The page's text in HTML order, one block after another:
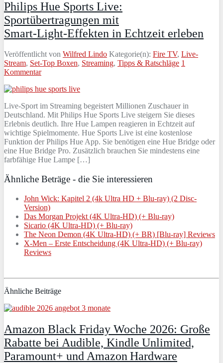
Philips Hue Sports Live:
Sportübertragungen mit
Smart‑Light‑Effekten in Echtzeit erleben
Veröffentlicht von Wilfred Lindo Kategorie(n): Fire TV, Live-
Stream, Set-Top Boxen, Streaming, Tipps & Ratschläge 1
Kommentar
Live‑Sport im Streaming begeistert Millionen Zuschauer in
Deutschland. Mit Philips Hue Sports Live steigern Sie dieses
Erlebnis deutlich. Ihre Hue Lampen reagieren in Echtzeit auf
wichtige Spielmomente. Hue Sports Live ist eine kostenlose
Funktion der Philips Hue App. Sie benötigen eine Hue Bridge oder
eine Hue Bridge Pro. Zusätzlich brauchen Sie mindestens eine
farbfähige Hue Lampe […]
Ähnliche Beträge - die Sie interessieren
John Wick: Kapitel 2 (4k Ultra HD + Blu-ray) (2 Disc-
Version)
Das Morgan Projekt (4K Ultra-HD) (+ Blu-ray)
Sicario (4K Ultra-HD) (+ Blu-ray)
The Neon Demon (4K Ultra-HD) (+ BR) [Blu-ray] Reviews
X-Men – Erste Entscheidung (4K Ultra-HD) (+ Blu-ray)
Reviews
Ähnliche Beiträge
Amazon Black Friday Woche 2026: Große
Rabatte bei Audible, Kindle Unlimited,
Paramount+ und Amazon Hardware